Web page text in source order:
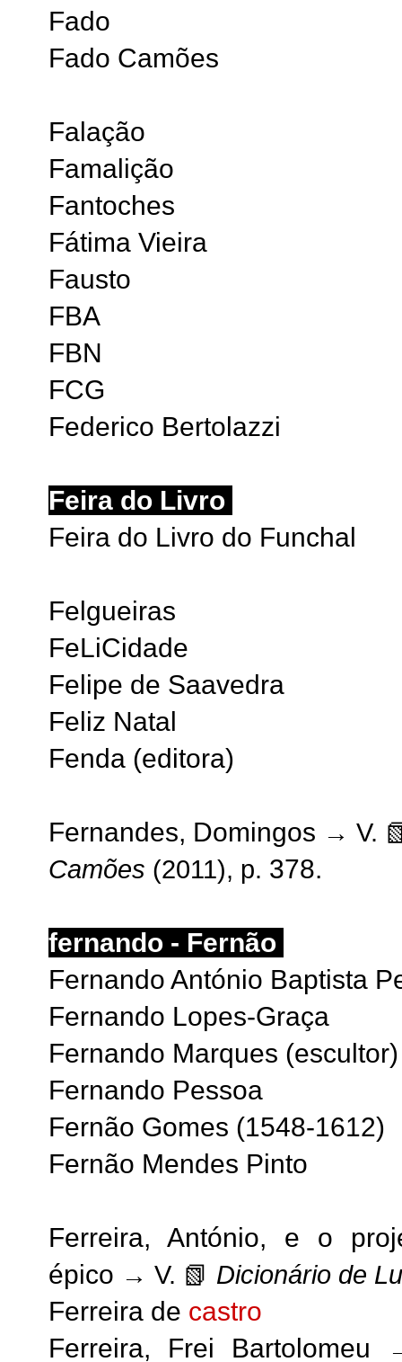
Fado
Fado Camões
Falação
Famalição
Fantoches
Fátima Vieira
Fausto
FBA
FBN
FCG
Federico Bertolazzi
Feira do Livro
Feira do Livro do Funchal
Felgueiras
FeLiCidade
Felipe de Saavedra
Feliz Natal
Fenda (editora)
Fernandes, Domingos → V.
Camões (2011), p. 378.
fernando - Fernão
Fernando António Baptista
Fernando Lopes-Graça
Fernando Marques (escultor)
Fernando Pessoa
Fernão Gomes (1548-1612)
Fernão Mendes Pinto
Ferreira, António, e o
épico → V. 📗 Dicionário de
Ferreira de castro
Ferreira, Frei Bartolomeu